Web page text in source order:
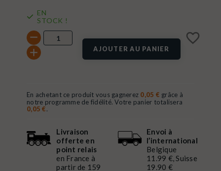
EN
STOCK !
AJOUTER AU PANIER
favorite_border
En achetant ce produit vous gagnerez 0,05 € grâce à
notre programme de fidélité. Votre panier totalisera
0,05 €.
Livraison
offerte en
point relais
en France à
partir de 159
Envoi à
l’international
Belgique
11.99 €, Suisse
19.90 €